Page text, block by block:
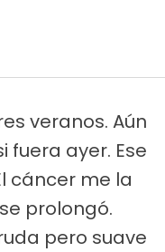
veranos. Aún
fuera ayer. Ese
cáncer me la
prolongó.
pero suave